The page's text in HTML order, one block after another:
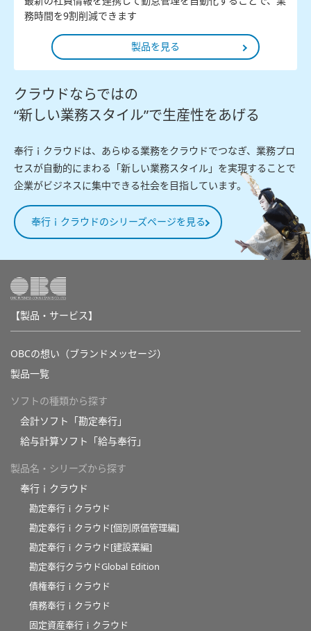
務時間を9割削減できます
製品を見る
クラウドならではの
“新しい業務スタイル”で生産性をあげる
奉行ｉクラウドは、あらゆる業務をクラウドでつなぎ、業務プロ
セスが自動的にまわる「新しい業務スタイル」を実現することで
企業がビジネスに集中できる社会を目指しています。
奉行ｉクラウドのシリーズページを見る
【製品・サービス】
OBCの想い（ブランドメッセージ）
製品一覧
ソフトの種類から探す
会計ソフト「勘定奉行」
給与計算ソフト「給与奉行」
製品名・シリーズから探す
奉行ｉクラウド
勘定奉行ｉクラウド
勘定奉行ｉクラウド[個別原価管理編]
勘定奉行ｉクラウド[建設業編]
勘定奉行クラウドGlobal Edition
債権奉行ｉクラウド
債務奉行ｉクラウド
固定資産奉行ｉクラウド